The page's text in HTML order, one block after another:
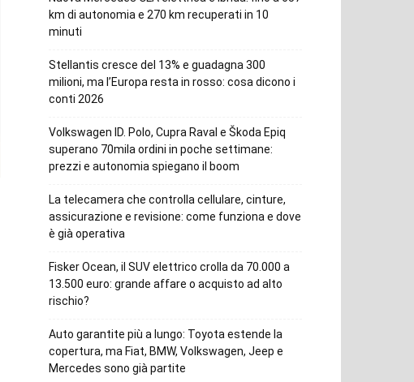
km di autonomia e 270 km recuperati in 10
minuti
Stellantis cresce del 13% e guadagna 300
milioni, ma l’Europa resta in rosso: cosa dicono i
conti 2026
Volkswagen ID. Polo, Cupra Raval e Škoda Epiq
superano 70mila ordini in poche settimane:
prezzi e autonomia spiegano il boom
La telecamera che controlla cellulare, cinture,
assicurazione e revisione: come funziona e dove
è già operativa
Fisker Ocean, il SUV elettrico crolla da 70.000 a
13.500 euro: grande affare o acquisto ad alto
rischio?
Auto garantite più a lungo: Toyota estende la
copertura, ma Fiat, BMW, Volkswagen, Jeep e
Mercedes sono già partite